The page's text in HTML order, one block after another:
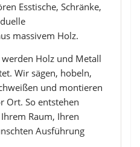
Esstische, Schränke,
massivem Holz.
Holz und Metall
Wir sägen, hobeln,
und montieren
Ort. So entstehen
Raum, Ihren
Ausführung